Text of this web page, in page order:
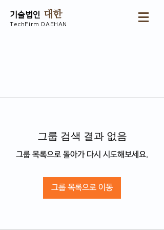
기술법인 대한
TechFirm DAEHAN
그룹 검색 결과 없음
그룹 목록으로 돌아가 다시 시도해보세요.
그룹 목록으로 이동